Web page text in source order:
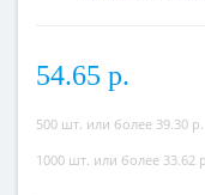
54.65 р.
500 шт. или более 39.30 р.
1000 шт. или более 33.62